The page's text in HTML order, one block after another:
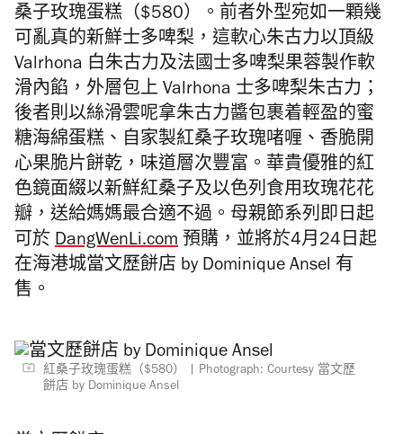
桑子玫瑰蛋糕（$580）。前者外型宛如一顆幾
可亂真的新鮮士多啤梨，這軟心朱古力以頂級
Valrhona 白朱古力及法國士多啤梨果蓉製作軟
滑內餡，外層包上 Valrhona 士多啤梨朱古力；
後者則以絲滑雲呢拿朱古力醬包裹着輕盈的蜜
糖海綿蛋糕、自家製紅桑子玫瑰啫喱、香脆開
心果脆片餅乾，味道層次豐富。華貴優雅的紅
色鏡面綴以新鮮紅桑子及以色列食用玫瑰花花
瓣，送給媽媽最合適不過。母親節系列即日起
可於 DangWenLi.com 預購，並將於4月24日起
在海港城當文歷餅店 by Dominique Ansel 有
售。
紅桑子玫瑰蛋糕（$580）
Photograph: Courtesy 當文歷
餅店 by Dominique Ansel